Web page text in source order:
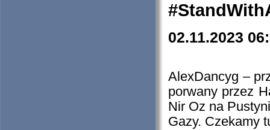
02.11.2023
AlexDancyg –
porwany przez
Nir Oz na
Gazy. Czekamy